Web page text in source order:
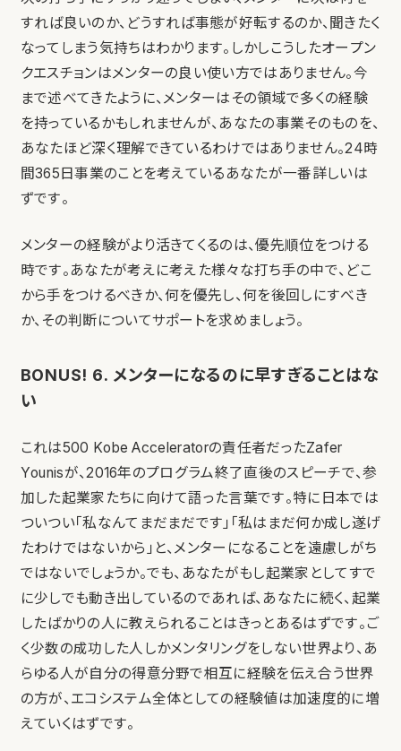
すれば良いのか、どうすれば事態が好転するのか、聞きたく
なってしまう気持ちはわかります。しかしこうしたオープン
クエスチョンはメンターの良い使い方ではありません。今
まで述べてきたように、メンターはその領域で多くの経験
を持っているかもしれませんが、あなたの事業そのものを、
あなたほど深く理解できているわけではありません。24時
間365日事業のことを考えているあなたが一番詳しいは
ずです。
メンターの経験がより活きてくるのは、優先順位をつける
時です。あなたが考えに考えた様々な打ち手の中で、どこ
から手をつけるべきか、何を優先し、何を後回しにすべき
か、その判断についてサポートを求めましょう。
BONUS! 6. メンターになるのに早すぎることはな
い
これは500 Kobe Acceleratorの責任者だったZafer
Younisが、2016年のプログラム終了直後のスピーチで、参
加した起業家たちに向けて語った言葉です。特に日本では
ついつい「私なんてまだまだです」「私はまだ何か成し遂げ
たわけではないから」と、メンターになることを遠慮しがち
ではないでしょうか。でも、あなたがもし起業家としてすで
に少しでも動き出しているのであれば、あなたに続く、起業
したばかりの人に教えられることはきっとあるはずです。ご
く少数の成功した人しかメンタリングをしない世界より、あ
らゆる人が自分の得意分野で相互に経験を伝え合う世界
の方が、エコシステム全体としての経験値は加速度的に増
えていくはずです。